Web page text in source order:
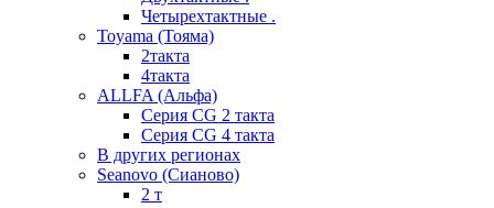
Четырехтактные .
Toyama (Тояма)
2такта
4такта
ALLFA (Альфа)
Серия СG 2 такта
Серия СG 4 такта
В других регионах
Seanovo (Сианово)
2 т